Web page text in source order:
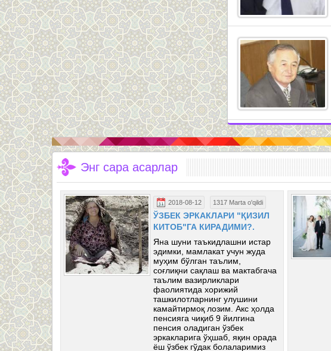
Энг сара асарлар
Marta o'qildi
ҳикоя.
баланд
“Мени
мен энди бу
қолган
келади".
2018-08-12 1317 Marta o'qildi
ЎЗБЕК ЭРКАКЛАРИ "ҚИЗИЛ
КИТОБ"ГА КИРАДИМИ?.
Яна шуни таъкидлашни истар
эдимки, мамлакат учун жуда
муҳим бўлган таълим,
соғлиқни сақлаш ва мактабгача
таълим вазирликлари
фаолиятида хорижий
ташкилотларнинг улушини
камайтирмоқ лозим. Акс ҳолда
пенсияга чиқиб 9 йилгина
пенсия оладиган ўзбек
эркакларига ўҳшаб, яқин орада
ёш ўзбек гўдак болаларимиз